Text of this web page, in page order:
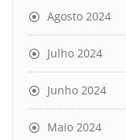
Agosto 2024
Julho 2024
Junho 2024
Maio 2024